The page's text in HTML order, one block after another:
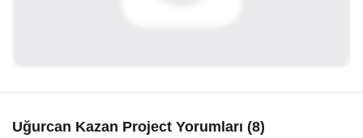
Uğurcan Kazan Project Yorumları (8)